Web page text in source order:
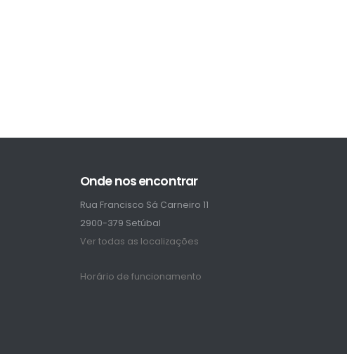
Onde nos encontrar
Rua Francisco Sá Carneiro 11
2900-379 Setúbal
Ver todas as localizações
Horário de funcionamento